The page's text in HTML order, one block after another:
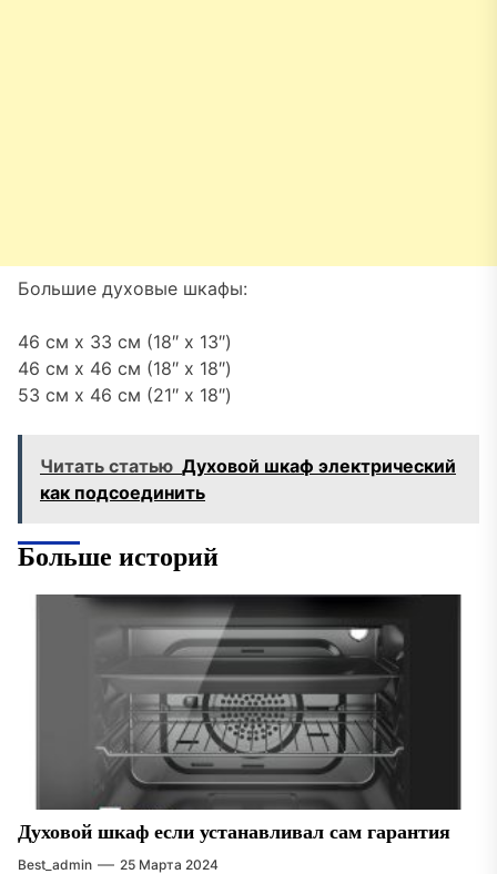
Большие духовые шкафы:
46 см x 33 см (18″ x 13″)
46 см x 46 см (18″ x 18″)
53 см x 46 см (21″ x 18″)
Читать статью Духовой шкаф электрический
как подсоединить
Больше историй
Духовой шкаф если устанавливал сам гарантия
Best_admin 25 Марта 2024